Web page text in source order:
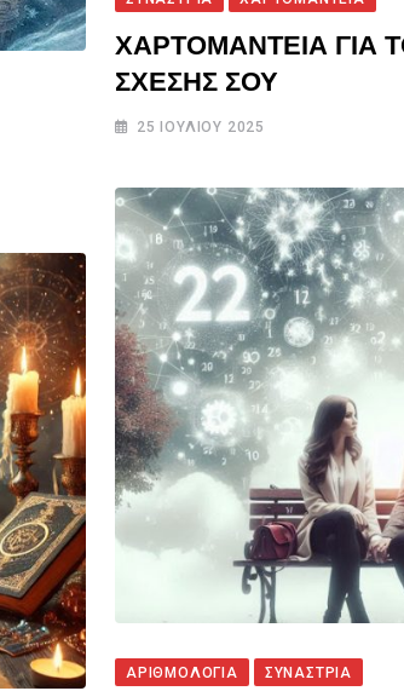
ΧΑΡΤΟΜΑΝΤΕΙΑ ΓΙΑ
ΣΧΕΣΗΣ ΣΟΥ
25 ΙΟΥΛΊΟΥ 2025
ΑΡΙΘΜΟΛΟΓΙΑ ΣΥΝΑΣΤΡΙΑ